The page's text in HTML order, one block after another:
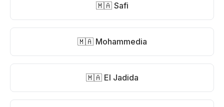
🇲🇦 Safi
🇲🇦 Mohammedia
🇲🇦 El Jadida